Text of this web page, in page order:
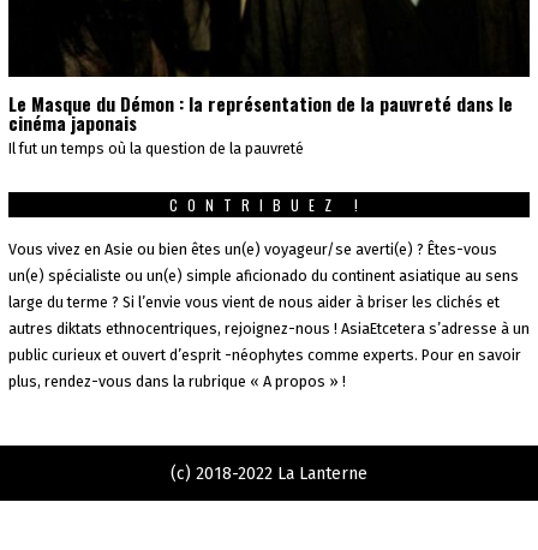
Le Masque du Démon : la représentation de la pauvreté dans le
cinéma japonais
Il fut un temps où la question de la pauvreté
CONTRIBUEZ !
Vous vivez en Asie ou bien êtes un(e) voyageur/se averti(e) ? Êtes-vous
un(e) spécialiste ou un(e) simple aficionado du continent asiatique au sens
large du terme ? Si l’envie vous vient de nous aider à briser les clichés et
autres diktats ethnocentriques, rejoignez-nous ! AsiaEtcetera s’adresse à un
public curieux et ouvert d’esprit -néophytes comme experts. Pour en savoir
plus, rendez-vous dans la rubrique « A propos » !
(c) 2018-2022 La Lanterne